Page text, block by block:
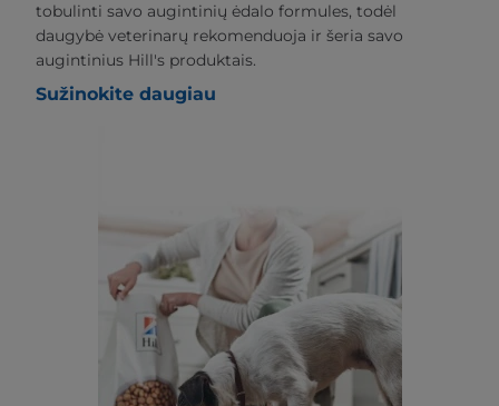
tobulinti savo augintinių ėdalo formules, todėl
daugybė veterinarų rekomenduoja ir šeria savo
augintinius Hill's produktais.
Sužinokite daugiau